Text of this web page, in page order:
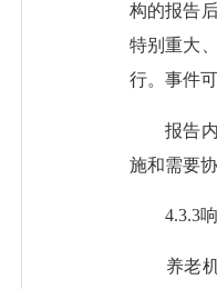
构的报告
特别重大
行。事件
报告内容
施和需要
4.3.3响
养老机